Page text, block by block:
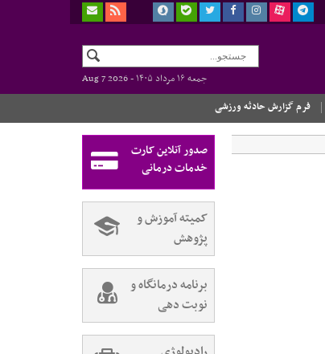
جمعه ۱۶ مرداد ۱۴۰۵ -
Aug 7 2026
فرم گزارش حادثه ورزشی
صدور آنلاین کارت
خدمات درمانی
کمیته آموزش و
پژوهش
برنامه درمانگاه و
نوبت دهی